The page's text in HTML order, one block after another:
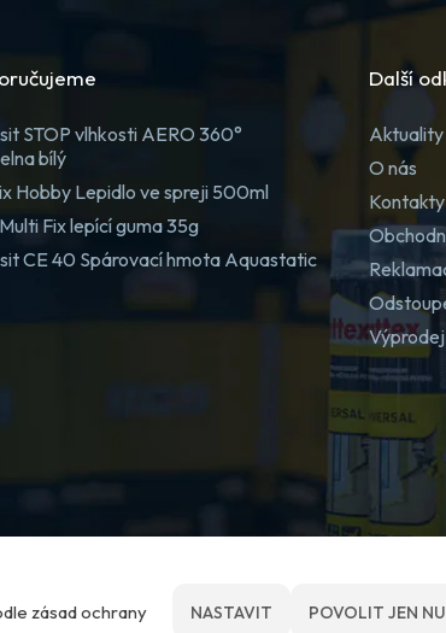
STOP vlhkosti AERO 360°
bílý
Hobby Lepidlo ve spreji 500ml
Fix lepící guma 35g
CE 40 Spárovací hmota Aquastatic
Další
Aktuality
O nás
Kontakty
Výprodej
zásad ochrany
NASTAVIT POVOLIT JEN